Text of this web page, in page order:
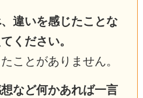
違いを感じたことな
ください。
ことがありません。
など何かあれば一言